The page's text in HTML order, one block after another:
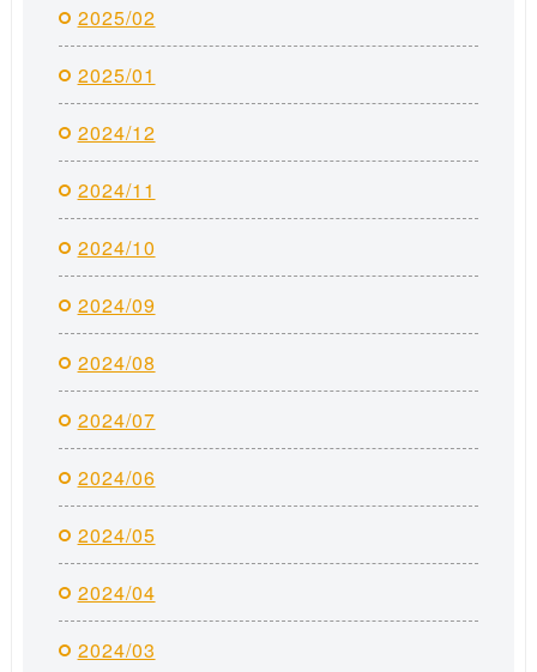
2025/02
2025/01
2024/12
2024/11
2024/10
2024/09
2024/08
2024/07
2024/06
2024/05
2024/04
2024/03